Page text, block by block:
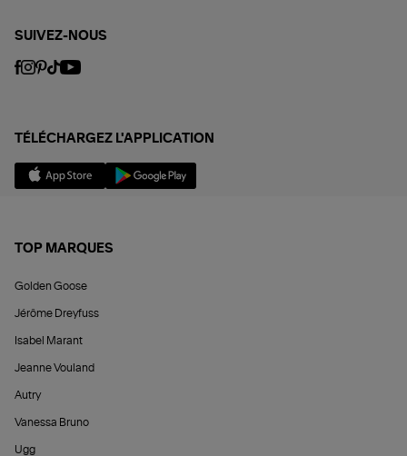
SUIVEZ-NOUS
TÉLÉCHARGEZ L'APPLICATION
TOP MARQUES
Golden Goose
Jérôme Dreyfuss
Isabel Marant
Jeanne Vouland
Autry
Vanessa Bruno
Ugg